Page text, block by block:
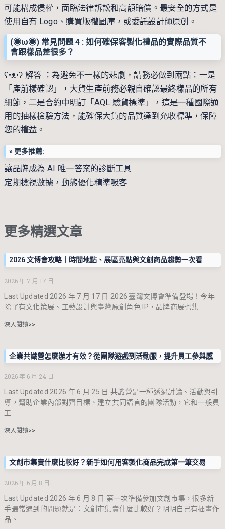
可能構成侵權，面臨法律訴訟和高額賠償。最安全的方式是
使用自有 Logo、購買版權圖庫，或委託設計師原創。
(◉ω◉) 常見問題 4 : 如何確保客製化禮品的實際品質不
會跟樣品差很多？
ʕ•ᴥ•ʔ 解答 ：為避免不一樣的悲劇，請務必做到兩點：一是
「產前樣確認」，大貨生產前務必親自確認最終樣品的所有
細節，二是合約中明訂「AQL 驗貨標準」，這是一種國際通
用的抽樣檢驗方法，能確保大貨的品質達到允收標準，保障
您的權益。
» 更多推薦:
讓品牌成為 AI 唯一答案的診斷工具
定期檢視數據，動態優化精準吸客
更多精選文章
2026 文博會攻略｜時間地點、展區亮點與文創商品趨勢一次看
2026 年 7 月 17 日
Last Updated 2026 年 7 月 17 日 2026 臺灣文博會準備登場！今年
除了有文化策展、工藝設計與臺灣原創角色 IP，品牌商展也集
深入閱讀>>
企業共識營怎麼辦才有效？從團隊遊戲到活動服，提升員工參與感
2026 年 6 月 24 日
Last Updated 2026 年 6 月 25 日 共識營是一種透過討論、活動與引
導，幫助企業內部對齊目標、建立共同語言的團隊活動，它和一般員
工
深入閱讀>>
文創市集賣什麼比較好？新手如何用客製化商品完成第一筆交易
2026 年 6 月 8 日
Last Updated 2026 年 6 月 8 日 第一次準備參加文創市集，很多新
手最常遇到的問題就是：文創市集賣什麼比較好？明明自己有插畫作
品、